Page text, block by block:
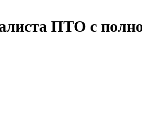
ПТО с